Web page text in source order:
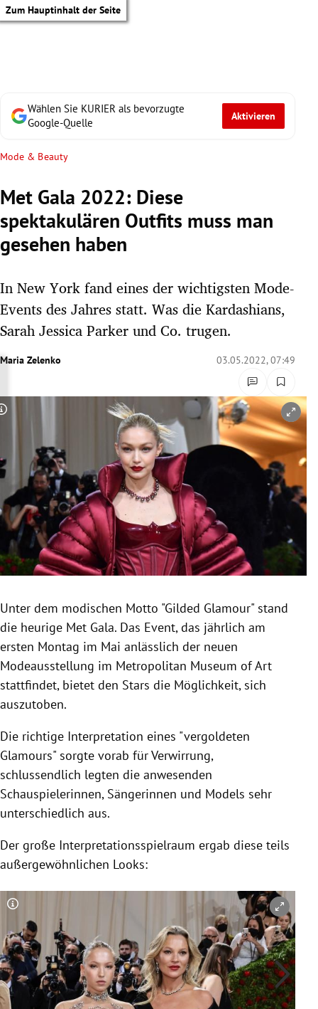
Zum Hauptinhalt der Seite
Untermenü
Untermenü
Untermenü
Untermenü
Untermenü
Untermenü
Untermenü
Untermenü
Wählen Sie KURIER als bevorzugte
Google-Quelle
Aktivieren
Mode & Beauty
Met Gala 2022: Diese
spektakulären Outfits muss man
gesehen haben
In New York fand eines der wichtigsten Mode-
Events des Jahres statt. Was die Kardashians,
Sarah Jessica Parker und Co. trugen.
Maria Zelenko 03.05.2022, 07:49
Copyright-Hinweis öffnen/schließen
Unter dem modischen Motto "Gilded Glamour" stand
die heurige Met Gala. Das Event, das jährlich am
ersten Montag im Mai anlässlich der neuen
Modeausstellung im Metropolitan Museum of Art
stattfindet, bietet den Stars die Möglichkeit, sich
auszutoben.
Die richtige Interpretation eines "vergoldeten
Glamours" sorgte vorab für Verwirrung,
schlussendlich legten die anwesenden
Schauspielerinnen, Sängerinnen und Models sehr
unterschiedlich aus.
Der große Interpretationsspielraum ergab diese teils
außergewöhnlichen Looks:
Copyright-Hinweis öffnen/schließen